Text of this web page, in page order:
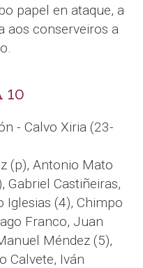
papel en ataque, a
aos conserveiros a
10
- Calvo Xiria (23-
(p), Antonio Mato
Gabriel Castiñeiras,
Iglesias (4), Chimpo
Franco, Juan
Méndez (5),
Calvete, Iván